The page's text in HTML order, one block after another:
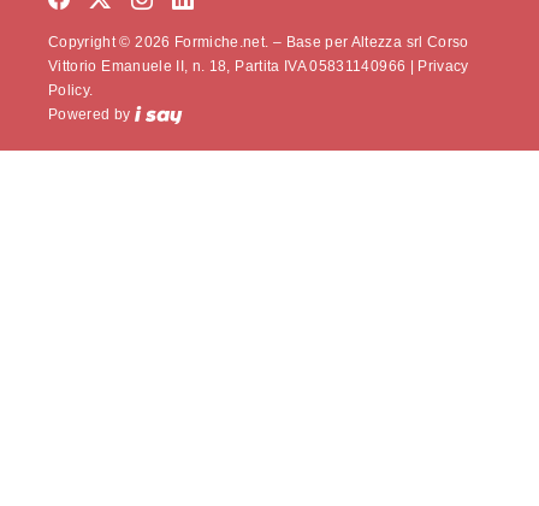
Copyright © 2026 Formiche.net. – Base per Altezza srl Corso
Vittorio Emanuele II, n. 18, Partita IVA 05831140966 |
Privacy
Policy.
Powered by